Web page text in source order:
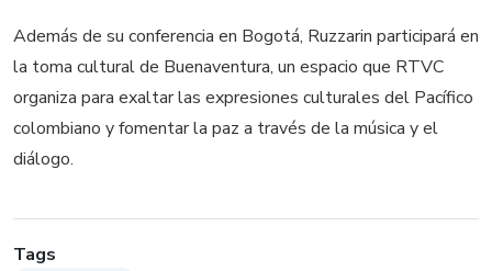
Además de su conferencia en Bogotá, Ruzzarin participará en
la toma cultural de Buenaventura, un espacio que RTVC
organiza para exaltar las expresiones culturales del Pacífico
colombiano y fomentar la paz a través de la música y el
diálogo.
Tags